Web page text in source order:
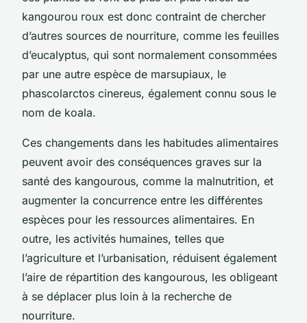
kangourou roux est donc contraint de chercher
d’autres sources de nourriture, comme les feuilles
d’eucalyptus, qui sont normalement consommées
par une autre espèce de marsupiaux, le
phascolarctos cinereus, également connu sous le
nom de koala.
Ces changements dans les habitudes alimentaires
peuvent avoir des conséquences graves sur la
santé des kangourous, comme la malnutrition, et
augmenter la concurrence entre les différentes
espèces pour les ressources alimentaires. En
outre, les activités humaines, telles que
l’agriculture et l’urbanisation, réduisent également
l’aire de répartition des kangourous, les obligeant
à se déplacer plus loin à la recherche de
nourriture.